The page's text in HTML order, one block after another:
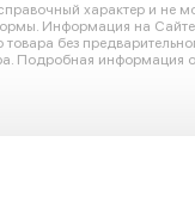
характер и не
Информация на
без
Подробная информация